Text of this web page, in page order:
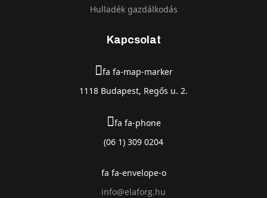
Hulladék gazdálkodás
Kapcsolat
fa fa-map-marker
1118 Budapest, Regős u. 2.
fa fa-phone
(06 1) 309 0204
fa fa-envelope-o
info@elaforg.hu